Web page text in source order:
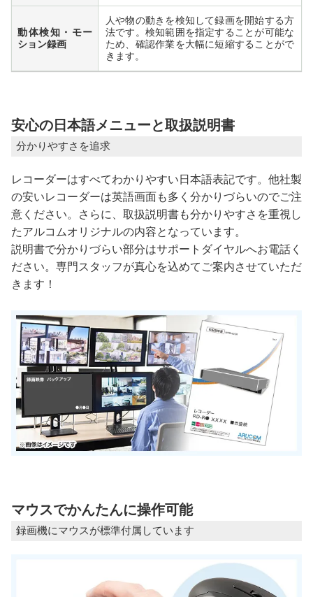
動体検知・モー
ション録画
人や物の動きを検知して録画を開始する方
法です。検知範囲を指定することが可能な
ため、確認作業を大幅に短縮することがで
きます。
安心の日本語メニューと取扱説明書
分かりやすさを追求
レコーダーはすべてわかりやすい日本語表記です。他社製
の安いレコーダーは英語画面も多く分かりづらいのでご注
意ください。さらに、取扱説明書も分かりやすさを重視し
たアルコムオリジナルの内容となっています。
説明書で分かりづらい部分はサポートダイヤルへお電話く
ださい。専門スタッフが真心を込めてご案内させていただ
きます！
マウスでかんたんに操作可能
録画機にマウスが標準付属しています